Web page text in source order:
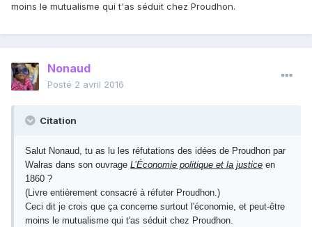
moins le mutualisme qui t'as séduit chez Proudhon.
Nonaud
Posté 2 avril 2016
Citation
Salut Nonaud, tu as lu les réfutations des idées de Proudhon par
Walras dans son ouvrage L’Économie politique et la justice en
1860 ?
(Livre entièrement consacré à réfuter Proudhon.)
Ceci dit je crois que ça concerne surtout l'économie, et peut-être
moins le mutualisme qui t'as séduit chez Proudhon.